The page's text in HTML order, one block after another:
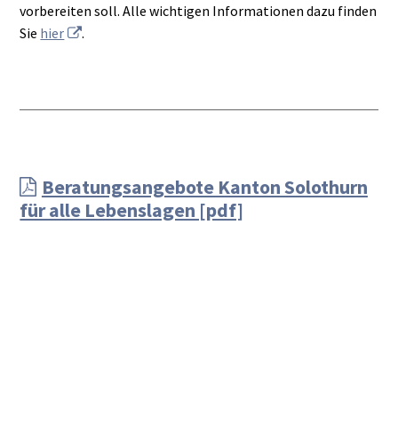
vorbereiten soll. Alle wichtigen Informationen dazu finden
Sie hier .
Beratungsangebote Kanton Solothurn
für alle Lebenslagen [pdf]